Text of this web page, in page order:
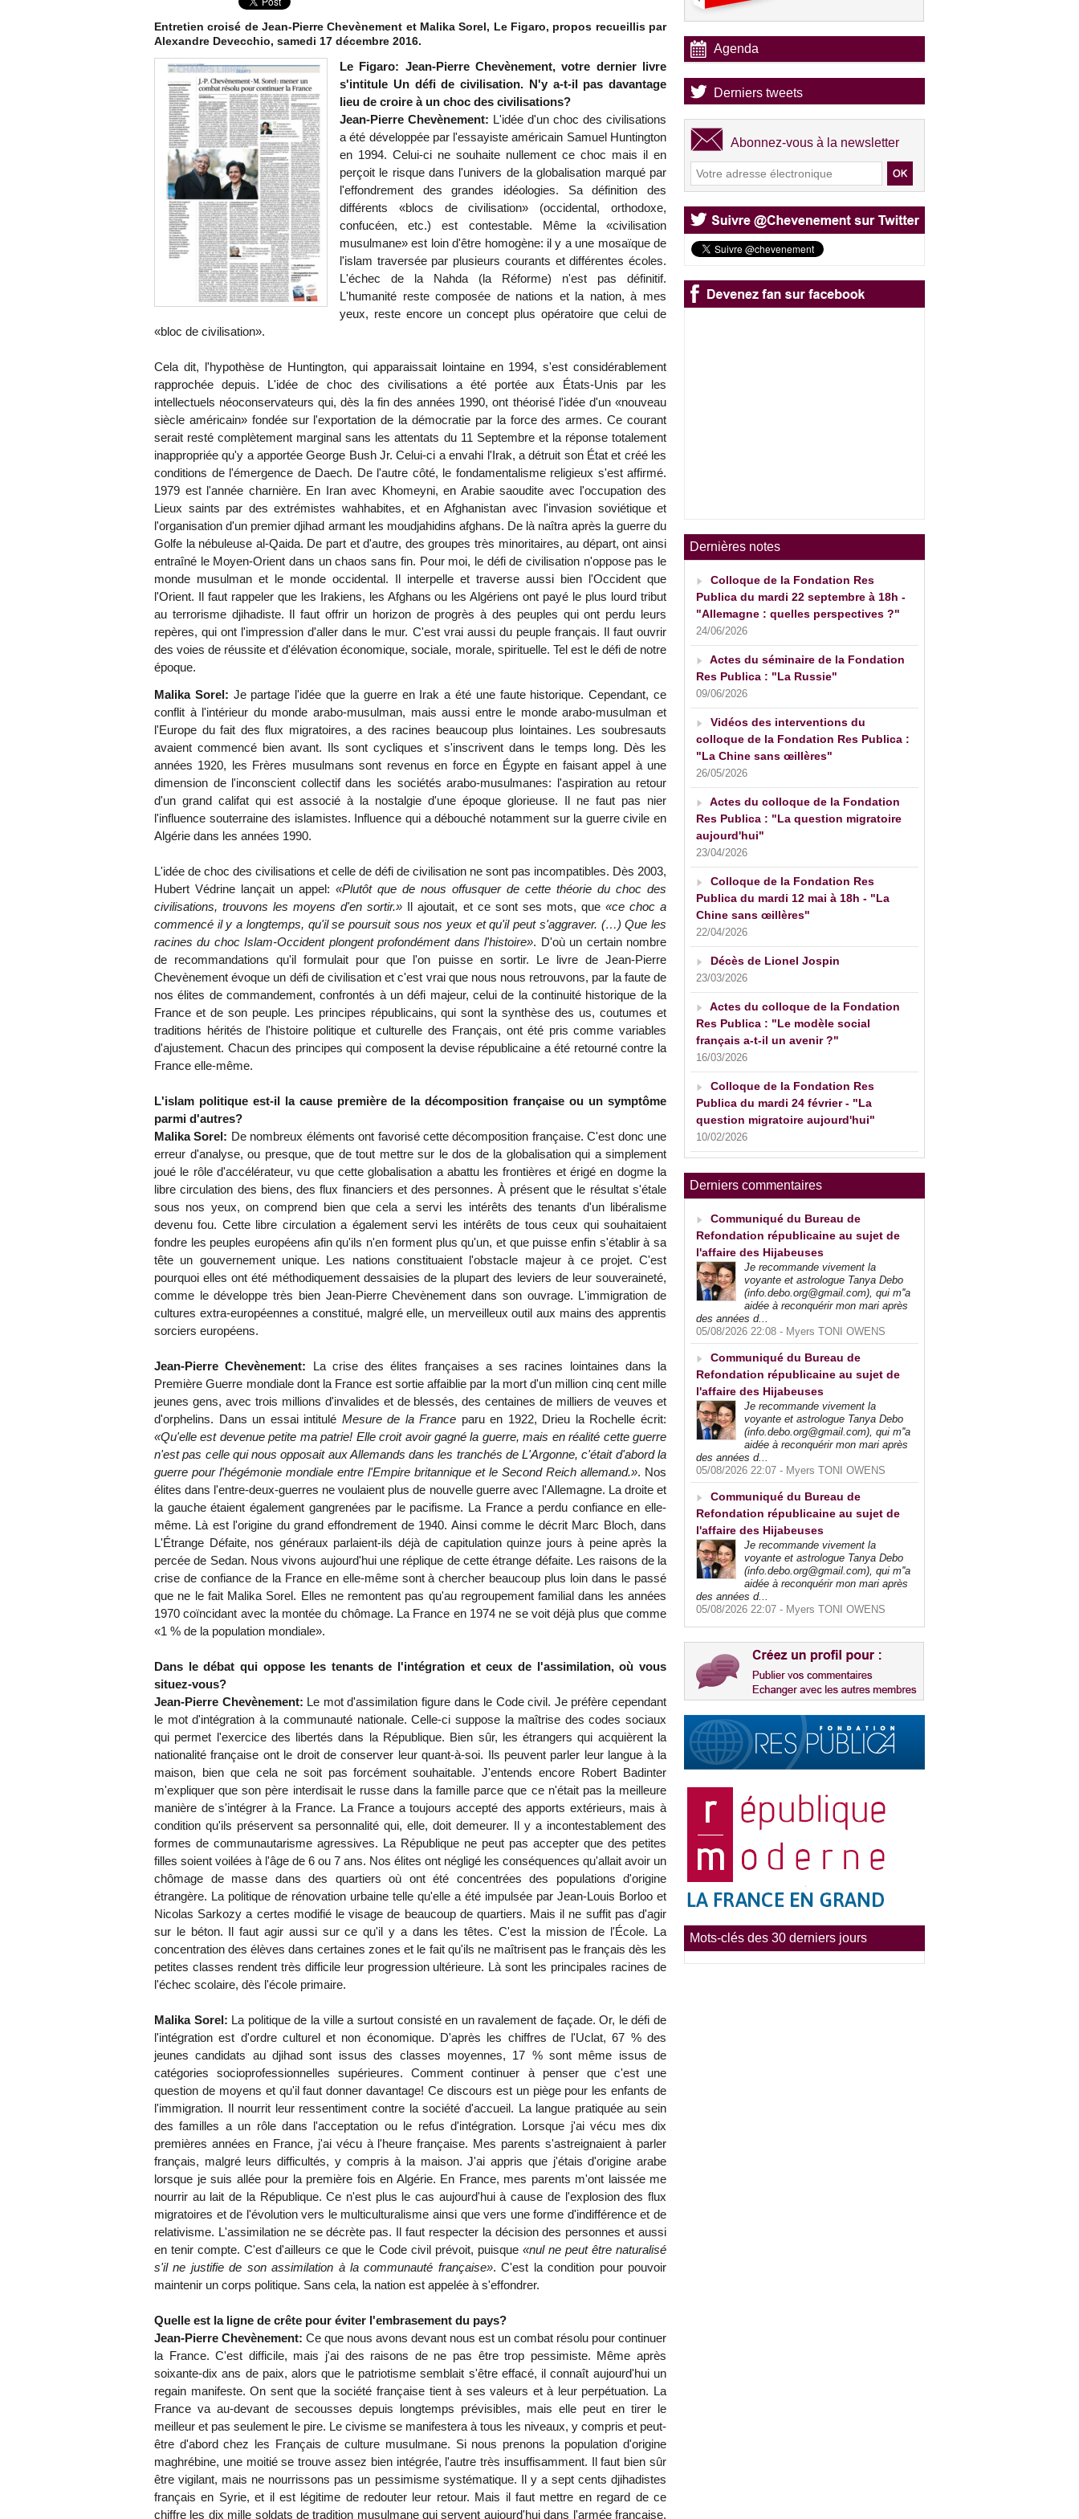
Entretien croisé de Jean-Pierre Chevènement et Malika Sorel, Le Figaro, propos recueillis par
Alexandre Devecchio, samedi 17 décembre 2016.
Le Figaro: Jean-Pierre Chevènement, votre dernier livre
s'intitule Un défi de civilisation. N'y a-t-il pas davantage
lieu de croire à un choc des civilisations?
Jean-Pierre Chevènement: L'idée d'un choc des civilisations
a été développée par l'essayiste américain Samuel Huntington
en 1994. Celui-ci ne souhaite nullement ce choc mais il en
perçoit le risque dans l'univers de la globalisation marqué par
l'effondrement des grandes idéologies. Sa définition des
différents «blocs de civilisation» (occidental, orthodoxe,
confucéen, etc.) est contestable. Même la «civilisation
musulmane» est loin d'être homogène: il y a une mosaïque de
l'islam traversée par plusieurs courants et différentes écoles.
L'échec de la Nahda (la Réforme) n'est pas définitif.
L'humanité reste composée de nations et la nation, à mes
yeux, reste encore un concept plus opératoire que celui de
«bloc de civilisation».
Cela dit, l'hypothèse de Huntington, qui apparaissait lointaine en 1994, s'est considérablement
rapprochée depuis. L'idée de choc des civilisations a été portée aux États-Unis par les
intellectuels néoconservateurs qui, dès la fin des années 1990, ont théorisé l'idée d'un «nouveau
siècle américain» fondée sur l'exportation de la démocratie par la force des armes. Ce courant
serait resté complètement marginal sans les attentats du 11 Septembre et la réponse totalement
inappropriée qu'y a apportée George Bush Jr. Celui-ci a envahi l'Irak, a détruit son État et créé les
conditions de l'émergence de Daech. De l'autre côté, le fondamentalisme religieux s'est affirmé.
1979 est l'année charnière. En Iran avec Khomeyni, en Arabie saoudite avec l'occupation des
Lieux saints par des extrémistes wahhabites, et en Afghanistan avec l'invasion soviétique et
l'organisation d'un premier djihad armant les moudjahidins afghans. De là naîtra après la guerre du
Golfe la nébuleuse al-Qaida. De part et d'autre, des groupes très minoritaires, au départ, ont ainsi
entraîné le Moyen-Orient dans un chaos sans fin. Pour moi, le défi de civilisation n'oppose pas le
monde musulman et le monde occidental. Il interpelle et traverse aussi bien l'Occident que
l'Orient. Il faut rappeler que les Irakiens, les Afghans ou les Algériens ont payé le plus lourd tribut
au terrorisme djihadiste. Il faut offrir un horizon de progrès à des peuples qui ont perdu leurs
repères, qui ont l'impression d'aller dans le mur. C'est vrai aussi du peuple français. Il faut ouvrir
des voies de réussite et d'élévation économique, sociale, morale, spirituelle. Tel est le défi de notre
époque.
Malika Sorel: Je partage l'idée que la guerre en Irak a été une faute historique. Cependant, ce
conflit à l'intérieur du monde arabo-musulman, mais aussi entre le monde arabo-musulman et
l'Europe du fait des flux migratoires, a des racines beaucoup plus lointaines. Les soubresauts
avaient commencé bien avant. Ils sont cycliques et s'inscrivent dans le temps long. Dès les
années 1920, les Frères musulmans sont revenus en force en Égypte en faisant appel à une
dimension de l'inconscient collectif dans les sociétés arabo-musulmanes: l'aspiration au retour
d'un grand califat qui est associé à la nostalgie d'une époque glorieuse. Il ne faut pas nier
l'influence souterraine des islamistes. Influence qui a débouché notamment sur la guerre civile en
Algérie dans les années 1990.
L'idée de choc des civilisations et celle de défi de civilisation ne sont pas incompatibles. Dès 2003,
Hubert Védrine lançait un appel: «Plutôt que de nous offusquer de cette théorie du choc des
civilisations, trouvons les moyens d'en sortir.» Il ajoutait, et ce sont ses mots, que «ce choc a
commencé il y a longtemps, qu'il se poursuit sous nos yeux et qu'il peut s'aggraver. (…) Que les
racines du choc Islam-Occident plongent profondément dans l'histoire». D'où un certain nombre
de recommandations qu'il formulait pour que l'on puisse en sortir. Le livre de Jean-Pierre
Chevènement évoque un défi de civilisation et c'est vrai que nous nous retrouvons, par la faute de
nos élites de commandement, confrontés à un défi majeur, celui de la continuité historique de la
France et de son peuple. Les principes républicains, qui sont la synthèse des us, coutumes et
traditions hérités de l'histoire politique et culturelle des Français, ont été pris comme variables
d'ajustement. Chacun des principes qui composent la devise républicaine a été retourné contre la
France elle-même.
L'islam politique est-il la cause première de la décomposition française ou un symptôme
parmi d'autres?
Malika Sorel: De nombreux éléments ont favorisé cette décomposition française. C'est donc une
erreur d'analyse, ou presque, que de tout mettre sur le dos de la globalisation qui a simplement
joué le rôle d'accélérateur, vu que cette globalisation a abattu les frontières et érigé en dogme la
libre circulation des biens, des flux financiers et des personnes. À présent que le résultat s'étale
sous nos yeux, on comprend bien que cela a servi les intérêts des tenants d'un libéralisme
devenu fou. Cette libre circulation a également servi les intérêts de tous ceux qui souhaitaient
fondre les peuples européens afin qu'ils n'en forment plus qu'un, et que puisse enfin s'établir à sa
tête un gouvernement unique. Les nations constituaient l'obstacle majeur à ce projet. C'est
pourquoi elles ont été méthodiquement dessaisies de la plupart des leviers de leur souveraineté,
comme le développe très bien Jean-Pierre Chevènement dans son ouvrage. L'immigration de
cultures extra-européennes a constitué, malgré elle, un merveilleux outil aux mains des apprentis
sorciers européens.
Jean-Pierre Chevènement: La crise des élites françaises a ses racines lointaines dans la
Première Guerre mondiale dont la France est sortie affaiblie par la mort d'un million cinq cent mille
jeunes gens, avec trois millions d'invalides et de blessés, des centaines de milliers de veuves et
d'orphelins. Dans un essai intitulé Mesure de la France paru en 1922, Drieu la Rochelle écrit:
«Qu'elle est devenue petite ma patrie! Elle croit avoir gagné la guerre, mais en réalité cette guerre
n'est pas celle qui nous opposait aux Allemands dans les tranchés de L'Argonne, c'était d'abord la
guerre pour l'hégémonie mondiale entre l'Empire britannique et le Second Reich allemand.». Nos
élites dans l'entre-deux-guerres ne voulaient plus de nouvelle guerre avec l'Allemagne. La droite et
la gauche étaient également gangrenées par le pacifisme. La France a perdu confiance en elle-
même. Là est l'origine du grand effondrement de 1940. Ainsi comme le décrit Marc Bloch, dans
L'Étrange Défaite, nos généraux parlaient-ils déjà de capitulation quinze jours à peine après la
percée de Sedan. Nous vivons aujourd'hui une réplique de cette étrange défaite. Les raisons de la
crise de confiance de la France en elle-même sont à chercher beaucoup plus loin dans le passé
que ne le fait Malika Sorel. Elles ne remontent pas qu'au regroupement familial dans les années
1970 coïncidant avec la montée du chômage. La France en 1974 ne se voit déjà plus que comme
«1 % de la population mondiale».
Dans le débat qui oppose les tenants de l'intégration et ceux de l'assimilation, où vous
situez-vous?
Jean-Pierre Chevènement: Le mot d'assimilation figure dans le Code civil. Je préfère cependant
le mot d'intégration à la communauté nationale. Celle-ci suppose la maîtrise des codes sociaux
qui permet l'exercice des libertés dans la République. Bien sûr, les étrangers qui acquièrent la
nationalité française ont le droit de conserver leur quant-à-soi. Ils peuvent parler leur langue à la
maison, bien que cela ne soit pas forcément souhaitable. J'entends encore Robert Badinter
m'expliquer que son père interdisait le russe dans la famille parce que ce n'était pas la meilleure
manière de s'intégrer à la France. La France a toujours accepté des apports extérieurs, mais à
condition qu'ils préservent sa personnalité qui, elle, doit demeurer. Il y a incontestablement des
formes de communautarisme agressives. La République ne peut pas accepter que des petites
filles soient voilées à l'âge de 6 ou 7 ans. Nos élites ont négligé les conséquences qu'allait avoir un
chômage de masse dans des quartiers où ont été concentrées des populations d'origine
étrangère. La politique de rénovation urbaine telle qu'elle a été impulsée par Jean-Louis Borloo et
Nicolas Sarkozy a certes modifié le visage de beaucoup de quartiers. Mais il ne suffit pas d'agir
sur le béton. Il faut agir aussi sur ce qu'il y a dans les têtes. C'est la mission de l'École. La
concentration des élèves dans certaines zones et le fait qu'ils ne maîtrisent pas le français dès les
petites classes rendent très difficile leur progression ultérieure. Là sont les principales racines de
l'échec scolaire, dès l'école primaire.
Malika Sorel: La politique de la ville a surtout consisté en un ravalement de façade. Or, le défi de
l'intégration est d'ordre culturel et non économique. D'après les chiffres de l'Uclat, 67 % des
jeunes candidats au djihad sont issus des classes moyennes, 17 % sont même issus de
catégories socioprofessionnelles supérieures. Comment continuer à penser que c'est une
question de moyens et qu'il faut donner davantage! Ce discours est un piège pour les enfants de
l'immigration. Il nourrit leur ressentiment contre la société d'accueil. La langue pratiquée au sein
des familles a un rôle dans l'acceptation ou le refus d'intégration. Lorsque j'ai vécu mes dix
premières années en France, j'ai vécu à l'heure française. Mes parents s'astreignaient à parler
français, malgré leurs difficultés, y compris à la maison. J'ai appris que j'étais d'origine arabe
lorsque je suis allée pour la première fois en Algérie. En France, mes parents m'ont laissée me
nourrir au lait de la République. Ce n'est plus le cas aujourd'hui à cause de l'explosion des flux
migratoires et de l'évolution vers le multiculturalisme ainsi que vers une forme d'indifférence et de
relativisme. L'assimilation ne se décrète pas. Il faut respecter la décision des personnes et aussi
en tenir compte. C'est d'ailleurs ce que le Code civil prévoit, puisque «nul ne peut être naturalisé
s'il ne justifie de son assimilation à la communauté française». C'est la condition pour pouvoir
maintenir un corps politique. Sans cela, la nation est appelée à s'effondrer.
Quelle est la ligne de crête pour éviter l'embrasement du pays?
Jean-Pierre Chevènement: Ce que nous avons devant nous est un combat résolu pour continuer
la France. C'est difficile, mais j'ai des raisons de ne pas être trop pessimiste. Même après
soixante-dix ans de paix, alors que le patriotisme semblait s'être effacé, il connaît aujourd'hui un
regain manifeste. On sent que la société française tient à ses valeurs et à leur perpétuation. La
France va au-devant de secousses depuis longtemps prévisibles, mais elle peut en tirer le
meilleur et pas seulement le pire. Le civisme se manifestera à tous les niveaux, y compris et peut-
être d'abord chez les Français de culture musulmane. Si nous prenons la population d'origine
maghrébine, une moitié se trouve assez bien intégrée, l'autre très insuffisamment. Il faut bien sûr
être vigilant, mais ne nourrissons pas un pessimisme systématique. Il y a sept cents djihadistes
français en Syrie, et il est légitime de redouter leur retour. Mais il faut mettre en regard de ce
chiffre les dix mille soldats de tradition musulmane qui servent aujourd'hui dans l'armée française.
Agenda
Derniers tweets
Abonnez-vous à la newsletter
Dernières notes
Colloque de la Fondation Res
Publica du mardi 22 septembre à 18h -
"Allemagne : quelles perspectives ?"
24/06/2026
Actes du séminaire de la Fondation
Res Publica : "La Russie"
09/06/2026
Vidéos des interventions du
colloque de la Fondation Res Publica :
"La Chine sans œillères"
26/05/2026
Actes du colloque de la Fondation
Res Publica : "La question migratoire
aujourd'hui"
23/04/2026
Colloque de la Fondation Res
Publica du mardi 12 mai à 18h - "La
Chine sans œillères"
22/04/2026
Décès de Lionel Jospin
23/03/2026
Actes du colloque de la Fondation
Res Publica : "Le modèle social
français a-t-il un avenir ?"
16/03/2026
Colloque de la Fondation Res
Publica du mardi 24 février - "La
question migratoire aujourd'hui"
10/02/2026
Derniers commentaires
Communiqué du Bureau de
Refondation républicaine au sujet de
l'affaire des Hijabeuses
Je recommande vivement la
voyante et astrologue Tanya Debo
(info.debo.org@gmail.com), qui m''a
aidée à reconquérir mon mari après
des années d...
05/08/2026 22:08 - Myers TONI OWENS
Communiqué du Bureau de
Refondation républicaine au sujet de
l'affaire des Hijabeuses
Je recommande vivement la
voyante et astrologue Tanya Debo
(info.debo.org@gmail.com), qui m''a
aidée à reconquérir mon mari après
des années d...
05/08/2026 22:07 - Myers TONI OWENS
Communiqué du Bureau de
Refondation républicaine au sujet de
l'affaire des Hijabeuses
Je recommande vivement la
voyante et astrologue Tanya Debo
(info.debo.org@gmail.com), qui m''a
aidée à reconquérir mon mari après
des années d...
05/08/2026 22:07 - Myers TONI OWENS
Mots-clés des 30 derniers jours